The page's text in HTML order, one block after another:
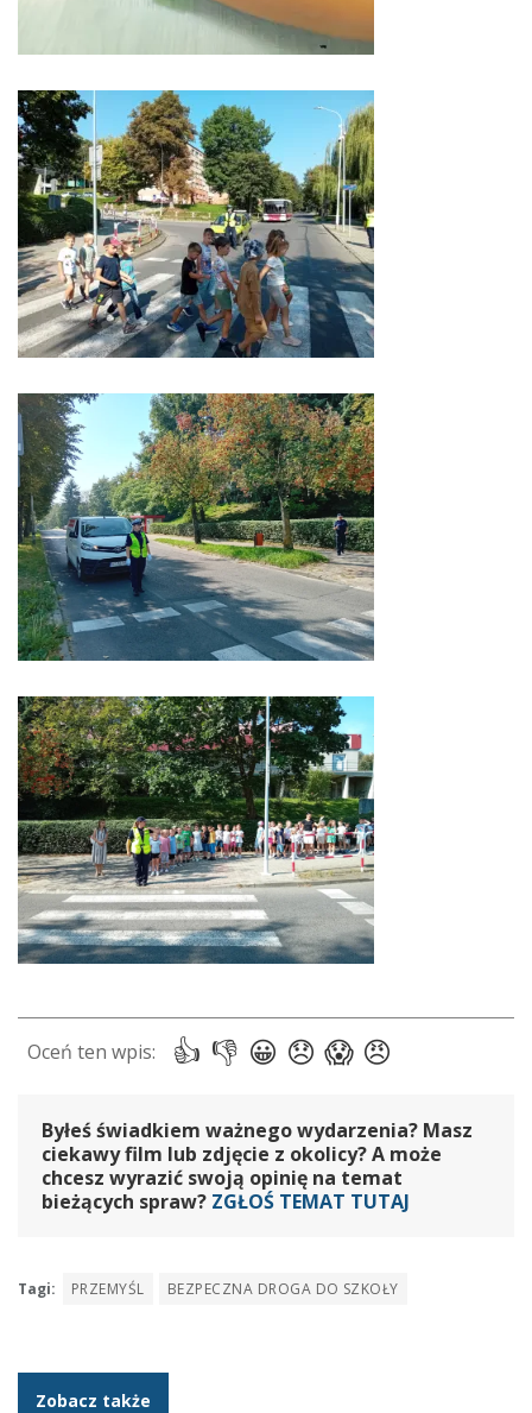
Byłeś świadkiem ważnego wydarzenia? Masz
ciekawy film lub zdjęcie z okolicy? A może
chcesz wyrazić swoją opinię na temat
bieżących spraw? ZGŁOŚ TEMAT TUTAJ
Tagi: PRZEMYŚL BEZPECZNA DROGA DO SZKOŁY
Zobacz także